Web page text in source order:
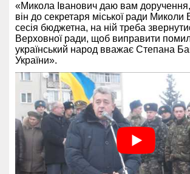
«Микола Іванович даю вам
він до секретаря міської ради Миколи
сесія бюджетна, на ній треба
Верховної ради, щоб виправити
український народ вважає Степана
України».